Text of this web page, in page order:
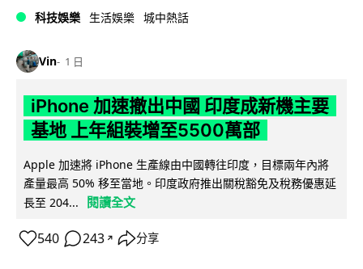
科技娛樂 生活娛樂 城中熱話
Vin 1 日
iPhone 加速撤出中國 印度成新機主要
基地 上年組裝增至5500萬部
Apple 加速將 iPhone 生產線由中國轉往印度，目標兩年內將
產量最高 50% 移至當地。印度政府推出關稅豁免及稅務優惠延
長至 204...
閱讀全文
540 243 ↗ 分享